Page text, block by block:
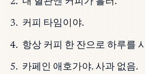
커피 타임이야.
항상 커피 한 잔으로 하루를
카페인 애호가야. 사과 없음.